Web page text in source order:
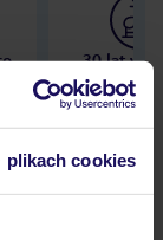
plikach cookies
30 lat w